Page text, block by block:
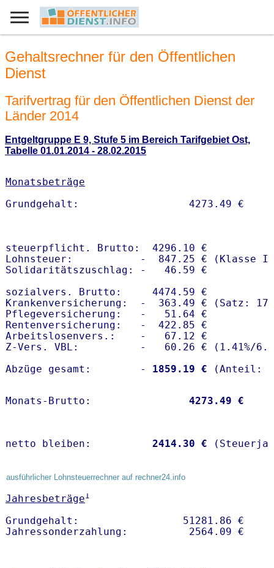
Gehaltsrechner für den Öffentlichen
Dienst
Tarifvertrag für den Öffentlichen Dienst der
Länder 2014
Entgeltgruppe E 9, Stufe 5 im Bereich Tarifgebiet Ost,
Tabelle 01.01.2014 - 28.02.2015
Monatsbeträge
steuerpflicht. Brutto:  4296.10 €
Lohnsteuer:           -  847.25 € (Klasse I)
Solidaritätszuschlag: -   46.59 €
sozialvers. Brutto:     4474.59 €
Krankenversicherung:  -  363.49 € (Satz:
Pflegeversicherung:   -   51.64 €
Rentenversicherung:   -  422.85 €
Arbeitslosenvers.:    -   67.12 €
Z-Vers. VBL:          -   60.26 € ( 1.41%/
Abzüge gesamt:        -
1859.19 €
Monats-Brutto: 4273.49 €
netto bleiben: 2414.30 €
ausführlicher Lohnsteuerrechner auf rechner24.info
Jahresbeträge1
Grundgehalt:                 51281.86 €